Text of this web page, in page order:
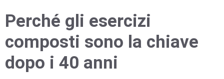
Perché gli esercizi
composti sono la chiave
dopo i 40 anni